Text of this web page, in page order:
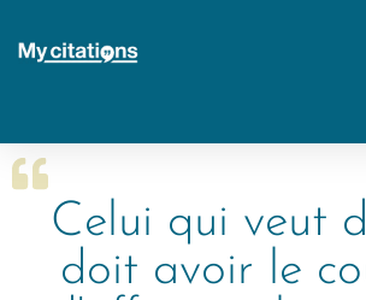
Celui qui veut
doit avoir le